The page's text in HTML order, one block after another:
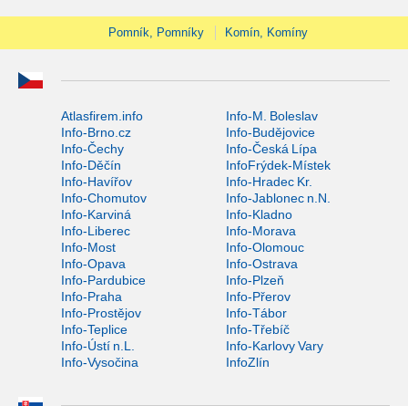
Pomník, Pomníky Komín, Komíny
Atlasfirem.info
Info-M. Boleslav
Info-Brno.cz
Info-Budějovice
Info-Čechy
Info-Česká Lípa
Info-Děčín
InfoFrýdek-Místek
Info-Havířov
Info-Hradec Kr.
Info-Chomutov
Info-Jablonec n.N.
Info-Karviná
Info-Kladno
Info-Liberec
Info-Morava
Info-Most
Info-Olomouc
Info-Opava
Info-Ostrava
Info-Pardubice
Info-Plzeň
Info-Praha
Info-Přerov
Info-Prostějov
Info-Tábor
Info-Teplice
Info-Třebíč
Info-Ústí n.L.
Info-Karlovy Vary
Info-Vysočina
InfoZlín